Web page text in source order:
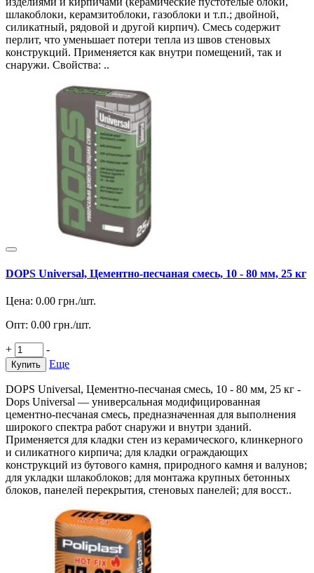
шлакоблоки, керамзитоблоки, газоблоки и т.п.; двойной,
силикатный, рядовой и другой кирпич). Смесь содержит
перлит, что уменьшает потери тепла из швов стеновых
конструкций. Применяется как внутри помещений, так и
снаружи. Свойства: ..
DOPS Universal, Цементно-песчаная смесь, 10 - 80 мм, 25 кг
Цена: 0.00 грн./шт.
Опт: 0.00 грн./шт.
+ -
Купить Еще
DOPS Universal, Цементно-песчаная смесь, 10 - 80 мм, 25 кг -
Dops Universal — универсальная модифицированная
цементно-песчаная смесь, предназначенная для выполнения
широкого спектра работ снаружи и внутри зданий.
Применяется для кладки стен из керамического, клинкерного
и силикатного кирпича; для кладки ограждающих
конструкций из бутового камня, природного камня и валунов;
для укладки шлакоблоков; для монтажа крупных бетонных
блоков, панелей перекрытия, стеновых панелей; для восст..